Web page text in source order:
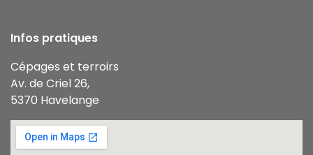
Infos pratiques
Cépages et terroirs
Av. de Criel 26,
5370 Havelange